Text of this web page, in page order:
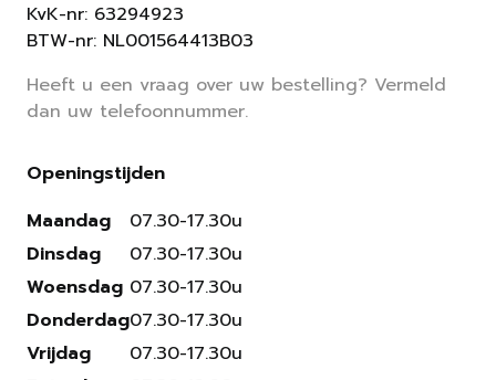
KvK-nr: 63294923
BTW-nr: NL001564413B03
Heeft u een vraag over uw bestelling? Vermeld
dan uw telefoonnummer.
Openingstijden
Maandag
Dinsdag
Woensdag
Donderdag
Vrijdag
07.30-17.30u
07.30-17.30u
07.30-17.30u
07.30-17.30u
07.30-17.30u